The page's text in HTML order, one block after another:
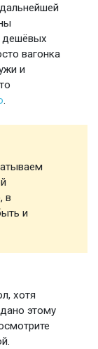
дешёвых
вагонка
и
.
в
и
хотя
этому